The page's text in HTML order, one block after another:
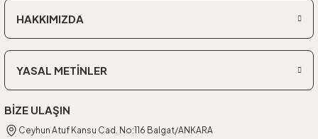
HAKKIMIZDA
YASAL METİNLER
BİZE ULAŞIN
Ceyhun Atuf Kansu Cad. No:116 Balgat/ANKARA